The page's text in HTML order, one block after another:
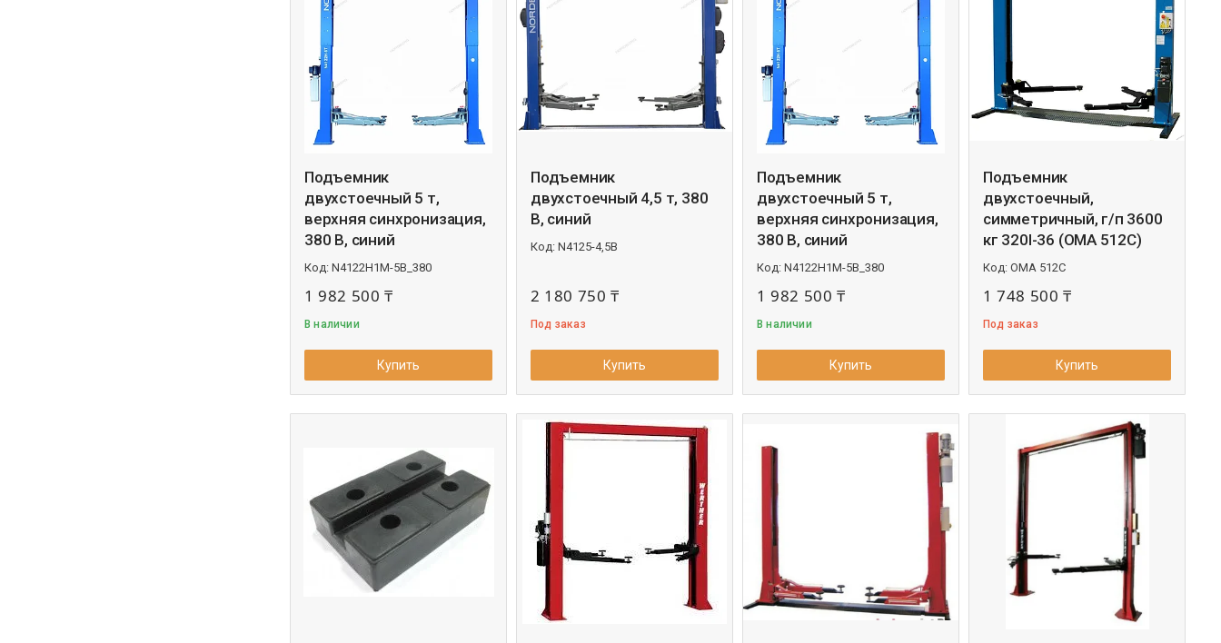
Подъемник
двухстоечный 5 т,
верхняя синхронизация,
380 В, синий
N4122H1M-5B_380
1 982 500 ₸
В наличии
Купить
Подъемник
двухстоечный 4,5 т, 380
В, синий
N4125-4,5B
2 180 750 ₸
Под заказ
Купить
Подъемник
двухстоечный 5 т,
верхняя синхронизация,
380 В, синий
N4122H1M-5B_380
1 982 500 ₸
В наличии
Купить
Подъемник
двухстоечный,
симметричный, г/п 3600
кг 320I-36 (OMA 512C)
OMA 512C
1 748 500 ₸
Под заказ
Купить